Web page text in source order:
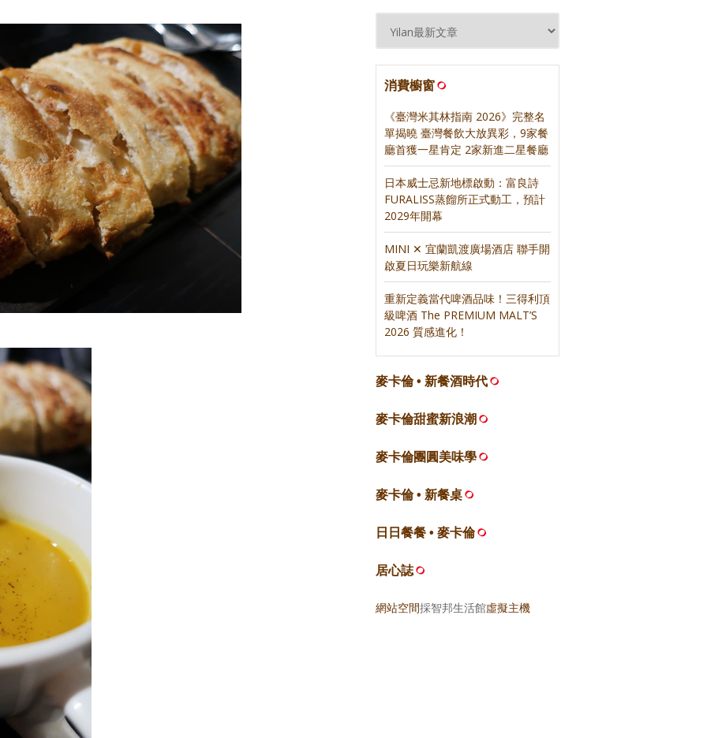
消費櫥窗
《臺灣米其林指南 2026》完整名
單揭曉 臺灣餐飲大放異彩，9家餐
廳首獲一星肯定 2家新進二星餐廳
日本威士忌新地標啟動：富良詩
FURALISS蒸餾所正式動工，預計
2029年開幕
MINI ✕ 宜蘭凱渡廣場酒店 聯手開
啟夏日玩樂新航線
重新定義當代啤酒品味！三得利頂
級啤酒 The PREMIUM MALT’S
2026 質感進化！
麥卡倫 • 新餐酒時代
麥卡倫甜蜜新浪潮
麥卡倫團圓美味學
麥卡倫 • 新餐桌
日日餐餐 • 麥卡倫
居心誌
網站空間採智邦生活館虛擬主機